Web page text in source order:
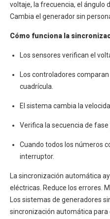
voltaje, la frecuencia, el ángulo
Cambia el generador sin
Cómo funciona la
Los sensores verifican el
Los controladores
cuadrícula.
El sistema cambia la
Verifica la secuencia de fase
Cuando todos los números
interruptor.
La sincronización automática
eléctricas. Reduce los errores.
Los sistemas de generadores
sincronización automática para